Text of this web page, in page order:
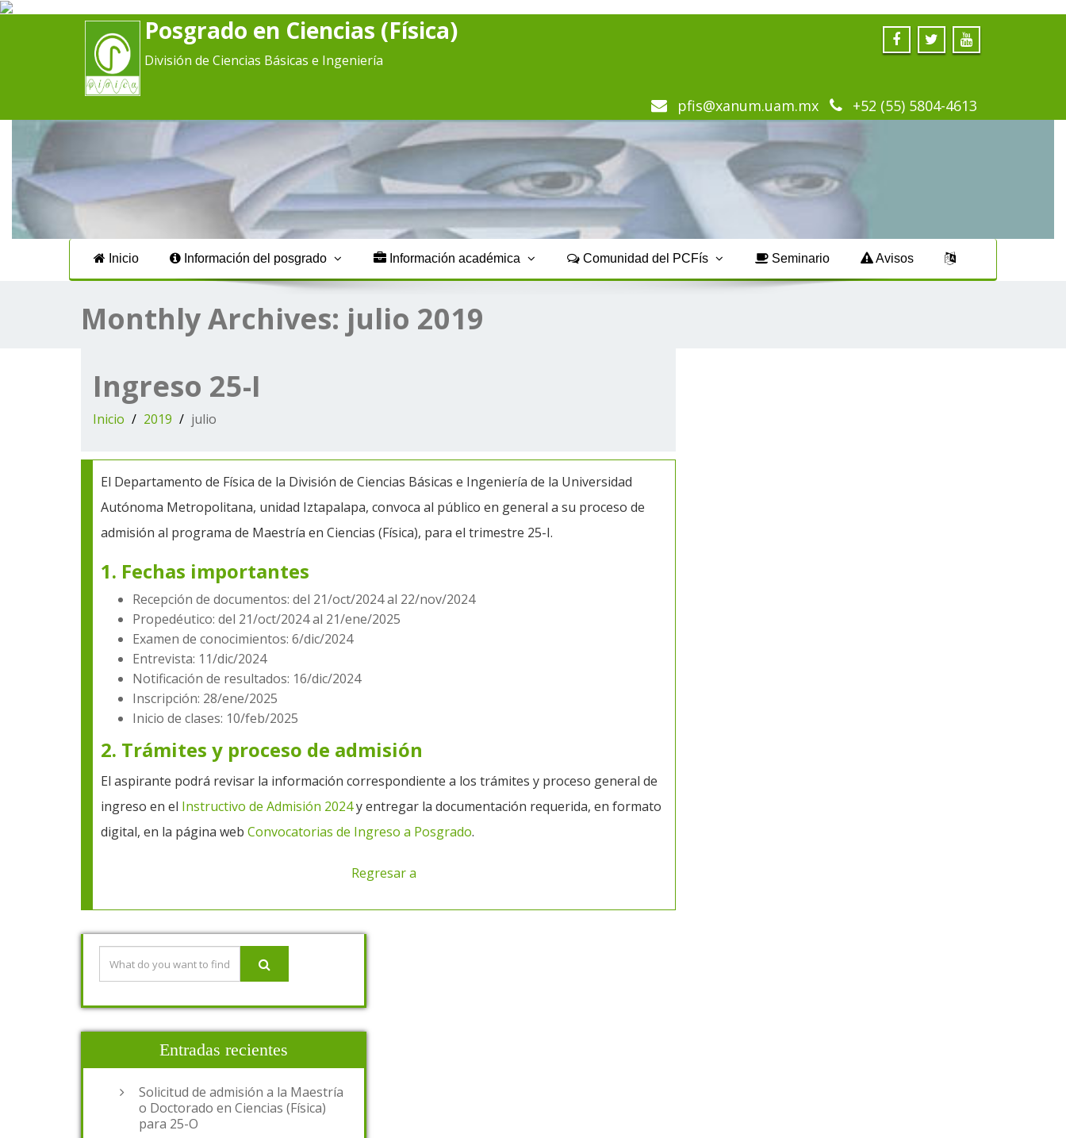
Posgrado en Ciencias (Física)
División de Ciencias Básicas e Ingeniería
pfis@xanum.uam.mx +52 (55) 5804-4613
Inicio Información del posgrado Información académica Comunidad del PCFís Seminario Avisos
Monthly Archives: julio 2019
Ingreso 25-I
Inicio 2019 julio
El Departamento de Física de la División de Ciencias Básicas e Ingeniería de la Universidad
Autónoma Metropolitana, unidad Iztapalapa, convoca al público en general a su proceso de
admisión al programa de Maestría en Ciencias (Física), para el trimestre 25-I.
1. Fechas importantes
Recepción de documentos: del 21/oct/2024 al 22/nov/2024
Propedéutico: del 21/oct/2024 al 21/ene/2025
Examen de conocimientos: 6/dic/2024
Entrevista: 11/dic/2024
Notificación de resultados: 16/dic/2024
Inscripción: 28/ene/2025
Inicio de clases: 10/feb/2025
2. Trámites y proceso de admisión
El aspirante podrá revisar la información correspondiente a los trámites y proceso general de
ingreso en el Instructivo de Admisión 2024y entregar la documentación requerida, en formato
digital, en la página web Convocatorias de Ingreso a Posgrado.
Regresar a
Entradas recientes
Solicitud de admisión a la Maestría
o Doctorado en Ciencias (Física)
para 25-O